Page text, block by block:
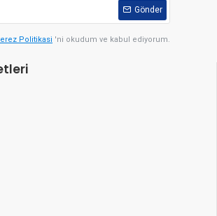
Gönder
Politikasi 'ni okudum ve kabul ediyorum.